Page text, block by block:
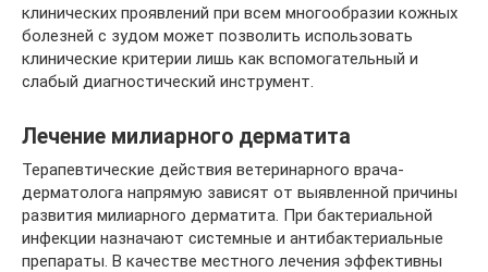
клинических проявлений при всем многообразии кожных
болезней с зудом может позволить использовать
клинические критерии лишь как вспомогательный и
слабый диагностический инструмент.
Лечение милиарного дерматита
Терапевтические действия ветеринарного врача-
дерматолога напрямую зависят от выявленной причины
развития милиарного дерматита. При бактериальной
инфекции назначают системные и антибактериальные
препараты. В качестве местного лечения эффективны